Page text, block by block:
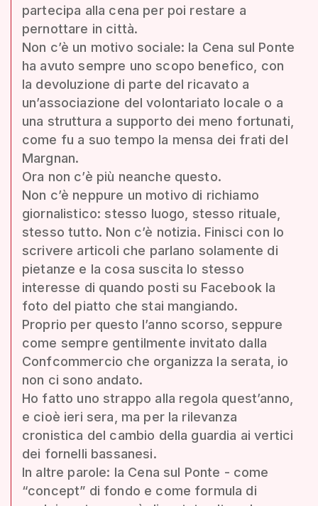
partecipa alla cena per poi restare a
pernottare in città.
Non c’è un motivo sociale: la Cena sul Ponte
ha avuto sempre uno scopo benefico, con
la devoluzione di parte del ricavato a
un’associazione del volontariato locale o a
una struttura a supporto dei meno fortunati,
come fu a suo tempo la mensa dei frati del
Margnan.
Ora non c’è più neanche questo.
Non c’è neppure un motivo di richiamo
giornalistico: stesso luogo, stesso rituale,
stesso tutto. Non c’è notizia. Finisci con lo
scrivere articoli che parlano solamente di
pietanze e la cosa suscita lo stesso
interesse di quando posti su Facebook la
foto del piatto che stai mangiando.
Proprio per questo l’anno scorso, seppure
come sempre gentilmente invitato dalla
Confcommercio che organizza la serata, io
non ci sono andato.
Ho fatto uno strappo alla regola quest’anno,
e cioè ieri sera, ma per la rilevanza
cronistica del cambio della guardia ai vertici
dei fornelli bassanesi.
In altre parole: la Cena sul Ponte - come
“concept” di fondo e come formula di